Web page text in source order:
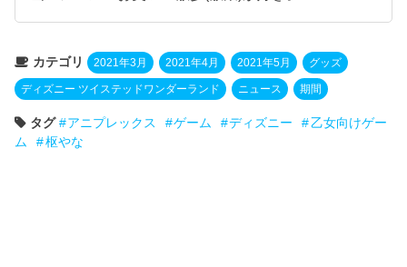
カテゴリ 2021年3月 2021年4月 2021年5月 グッズ
ディズニー ツイステッドワンダーランド ニュース 期間
タグ アニプレックス ゲーム ディズニー
乙女向けゲー
ム
枢やな